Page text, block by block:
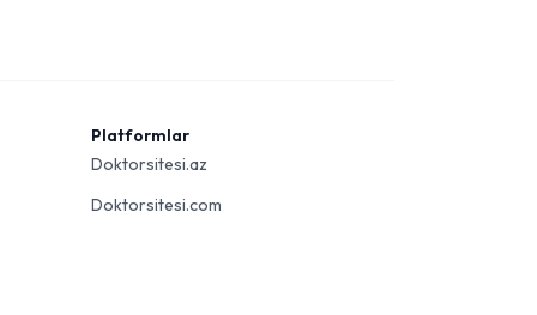
Platformlar
Doktorsitesi.az
Doktorsitesi.com